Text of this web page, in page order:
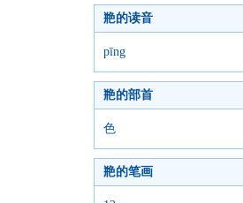
艵的读音
pīng
艵的部首
色
艵的笔画